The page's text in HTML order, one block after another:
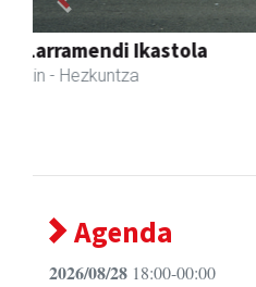
Hiru Jatetxea
Andoain - Tabernak
Previous
Agenda
2026/08/28 18:00-00:00